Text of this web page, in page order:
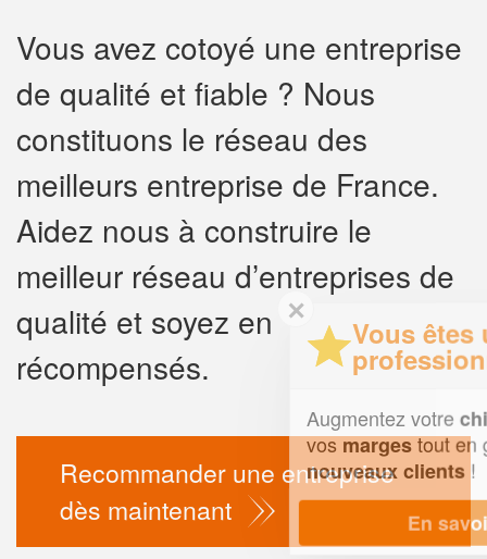
Vous avez cotoyé une entreprise
de qualité et fiable ? Nous
constituons le réseau des
meilleurs entreprise de France.
Aidez nous à construire le
meilleur réseau d’entreprises de
qualité et soyez en
récompensés.
Recommander une entreprise
dès maintenant
✕
Vous êtes un
professionnel ?
Augmentez votrechiffre d'affaires
vosmargestout en gagnant de
nouveaux clients!
En savoir plus